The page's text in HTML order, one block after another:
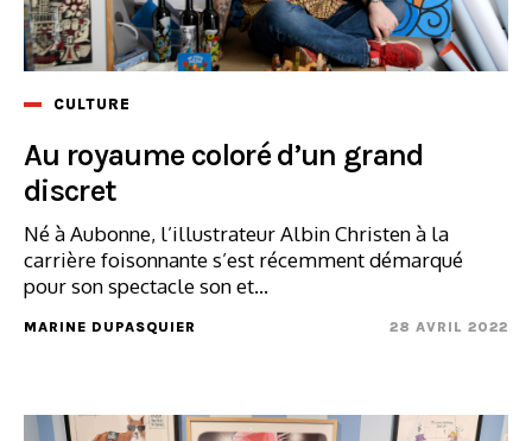
CULTURE
Au royaume coloré d’un grand
discret
Né à Aubonne, l’illustrateur Albin Christen à la
carrière foisonnante s’est récemment démarqué
pour son spectacle son et...
MARINE DUPASQUIER 28 AVRIL 2022